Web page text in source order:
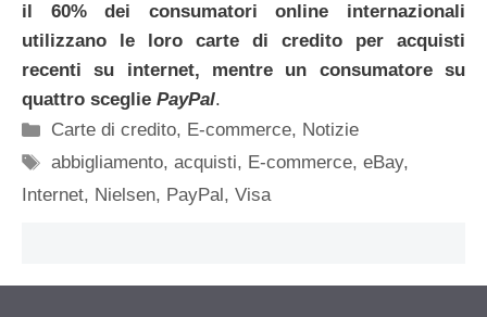
il 60% dei consumatori online internazionali
utilizzano le loro carte di credito per acquisti
recenti su internet, mentre un consumatore su
quattro sceglie PayPal.
Categorie
Carte di credito, E-commerce, Notizie
Tag
abbigliamento,acquisti, E-commerce,eBay,
Internet, Nielsen, PayPal , Visa